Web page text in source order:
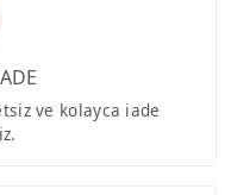
ve kolayca iade